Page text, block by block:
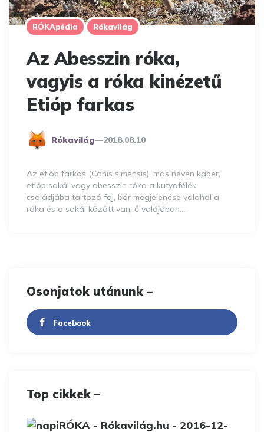
RÓKApédia Rókavilág
Az Abesszin róka,
vagyis a róka kinézetű
Etióp farkas
Posted
Rókavilág 2018.08.10
Az etióp farkas (Canis simensis), más néven kaber,
etióp sakál vagy abesszin róka a kutyafélék
családjába tartozó faj, bár megjelenése valahol a
róka és a sakál között van, ő valójában…
Osonjatok utánunk –
Facebook
Top cikkek –